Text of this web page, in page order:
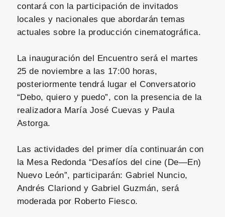
contará con la participación de invitados
locales y nacionales que abordarán temas
actuales sobre la producción cinematográfica.
La inauguración del Encuentro será el martes
25 de noviembre a las 17:00 horas,
posteriormente tendrá lugar el Conversatorio
“Debo, quiero y puedo”, con la presencia de la
realizadora María José Cuevas y Paula
Astorga.
Las actividades del primer día continuarán con
la Mesa Redonda “Desafíos del cine (De—En)
Nuevo León”, participarán: Gabriel Nuncio,
Andrés Clariond y Gabriel Guzmán, será
moderada por Roberto Fiesco.